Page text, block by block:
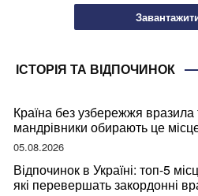
ІСТОРІЯ ТА ВІДПОЧИНОК
Країна без узбережжя вразила
мандрівники обирають це
05.08.2026
Відпочинок в Україні: топ-5
які перевершать закордонні